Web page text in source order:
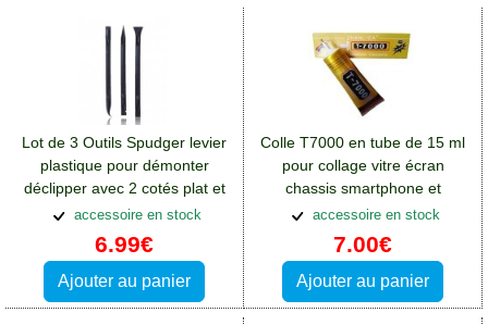
Lot de 3 Outils Spudger levier
plastique pour démonter
déclipper avec 2 cotés plat et
pointe:Outils Htc One A9
accessoire en stock
6.99€
Ajouter au panier
Colle T7000 en tube de 15 ml
pour collage vitre écran
chassis smartphone et
tablette:Outils Htc One A9
accessoire en stock
7.00€
Ajouter au panier